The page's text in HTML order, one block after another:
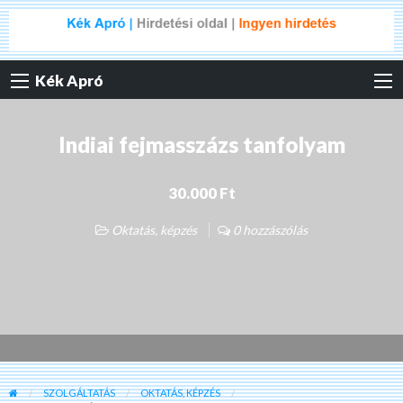
Kék Apró
Indiai fejmasszázs tanfolyam
30.000 Ft
Oktatás, képzés 0 hozzászólás
SZOLGÁLTATÁS
OKTATÁS, KÉPZÉS